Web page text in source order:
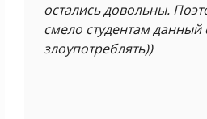
остались довольны.
смело студентам данный
злоупотреблять))